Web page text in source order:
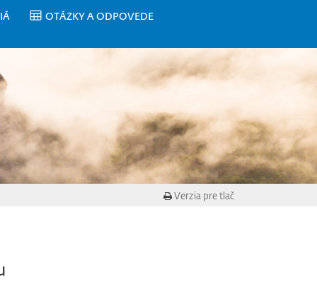
OTÁZKY A ODPOVEDE
Verzia pre tlač